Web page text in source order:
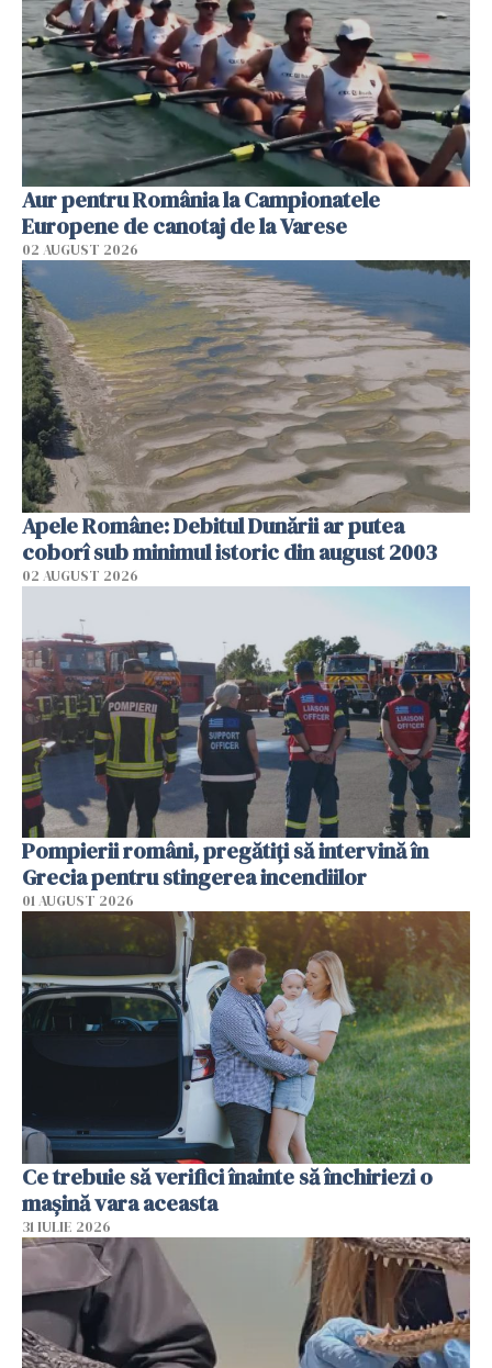
Aur pentru România la Campionatele
Europene de canotaj de la Varese
02 AUGUST 2026
Apele Române: Debitul Dunării ar putea
coborî sub minimul istoric din august 2003
02 AUGUST 2026
Pompierii români, pregătiţi să intervină în
Grecia pentru stingerea incendiilor
01 AUGUST 2026
Ce trebuie să verifici înainte să închiriezi o
mașină vara aceasta
31 IULIE 2026